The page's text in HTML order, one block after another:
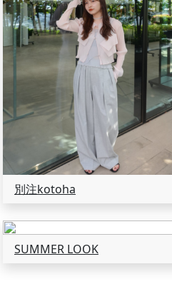
別注kotoha
SUMMER LOOK